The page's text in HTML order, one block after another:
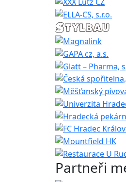
Partneři